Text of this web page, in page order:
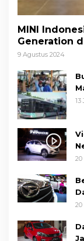
MINI
Generation
9 Agustus 2024
13
20
20